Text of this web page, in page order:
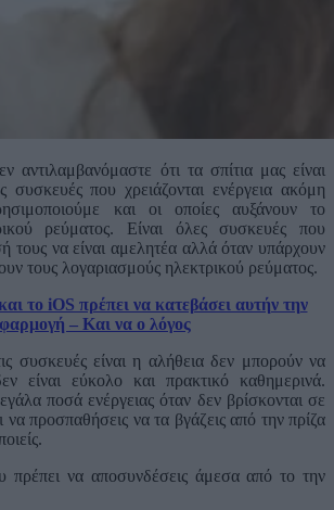
αντιλαμβανόμαστε ότι τα σπίτια μας είναι
συσκευές που χρειάζονται ενέργεια ακόμη
και οι οποίες αυξάνουν το
ρεύματος. Είναι όλες συσκευές που
τους να είναι αμελητέα αλλά όταν υπάρχουν
τους λογαριασμούς ηλεκτρικού ρεύματος.
το iOS πρέπει να κατεβάσει αυτήν την
– Και να ο λόγος
συσκευές είναι η αλήθεια δεν μπορούν να
είναι εύκολο και πρακτικό καθημερινά.
ποσά ενέργειας όταν δεν βρίσκονται σε
να προσπαθήσεις να τα βγάζεις από την πρίζα
πρέπει να αποσυνδέσεις άμεσα από το την